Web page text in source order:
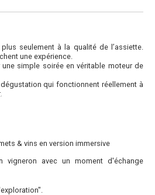
seulement à la qualité de l’assiette.
une expérience.
simple soirée en véritable moteur de
qui fonctionnent réellement à
& vins en version immersive
vigneron avec un moment d'échange